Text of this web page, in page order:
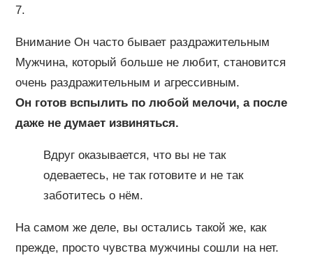
7.
Внимание Он часто бывает раздражительным
Мужчина, который больше не любит, становится
очень раздражительным и агрессивным.
Он готов вспылить по любой мелочи, а после
даже не думает извиняться.
Вдруг оказывается, что вы не так
одеваетесь, не так готовите и не так
заботитесь о нём.
На самом же деле, вы остались такой же, как
прежде, просто чувства мужчины сошли на нет.